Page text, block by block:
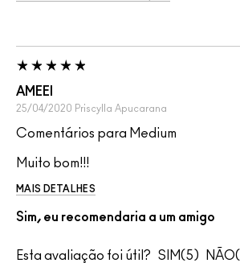
AMEEI
25/04/2020 Priscylla Apucarana
Comentários para Medium
Muito bom!!!
MAIS DETALHES
Sim, eu recomendaria a um amigo
Esta avaliação foi útil? 5